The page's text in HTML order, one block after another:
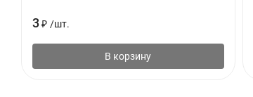
3₽ /шт.
В корзину